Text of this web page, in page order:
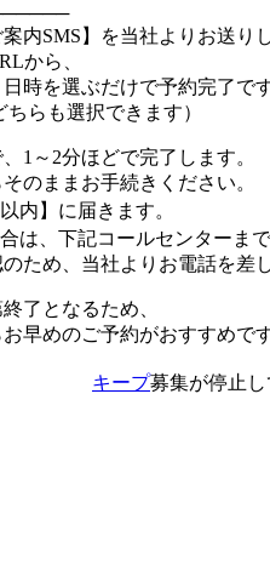
内SMS】を当社よりお送り
から、
時を選ぶだけで予約完了です
ちらも選択できます）
1～2分ほどで完了します。
のままお手続きください。
内】に届きます。
は、下記コールセンターまで
ため、当社よりお電話を差
了となるため、
早めのご予約がおすすめです
キープ募集が停止